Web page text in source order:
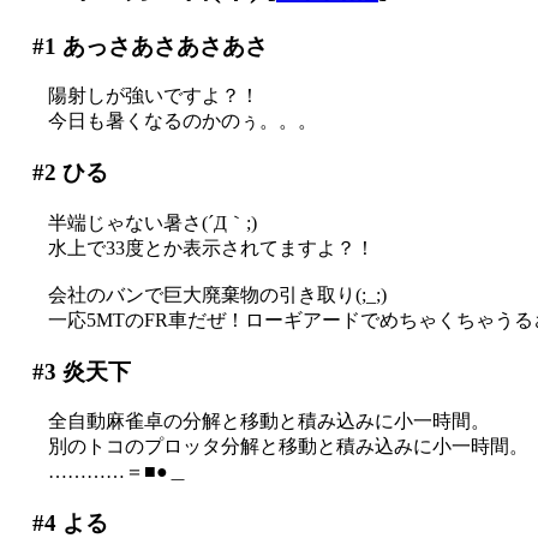
#1 あっさあさあさあさ
陽射しが強いですよ？！
今日も暑くなるのかのぅ。。。
#2 ひる
半端じゃない暑さ(´Д｀;)
水上で33度とか表示されてますよ？！
会社のバンで巨大廃棄物の引き取り(;_;)
一応5MTのFR車だぜ！ローギアードでめちゃくちゃう
#3 炎天下
全自動麻雀卓の分解と移動と積み込みに小一時間。
別のトコのプロッタ分解と移動と積み込みに小一時間。
…………＝■●＿
#4よる